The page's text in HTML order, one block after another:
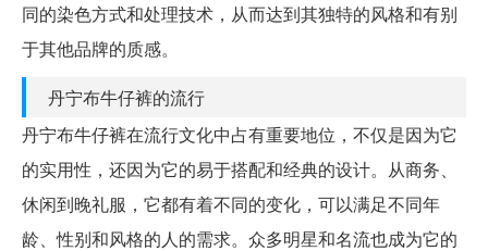
同的染色方式和处理技术，从而达到其独特的风格和有别
于其他品牌的质感。
丹宁布牛仔裤的流行
丹宁布牛仔裤在流行文化中占有重要地位，不仅是因为它
的实用性，还因为它的易于搭配和经典的设计。从商务、
休闲到晚礼服，它都有着不同的变化，可以满足不同年
龄、性别和风格的人的需求。众多明星和名流也成为它的